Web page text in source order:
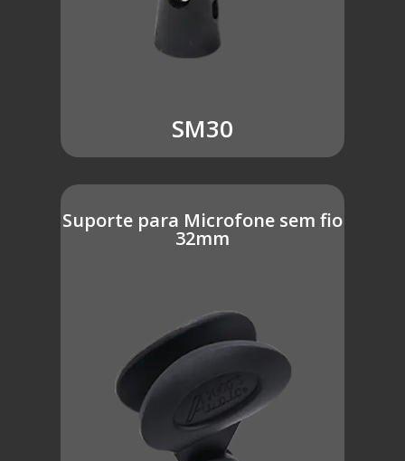
SM30
Suporte para Microfone sem fio
32mm